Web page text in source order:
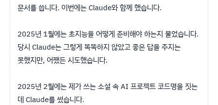
문서를 씁니다. 이번에는 Claude와 함께 했습니다.
2025년 1월에는 초지능을 어떻게 준비해야 하는지 물었습니다.
당시 Claude는 그렇게 똑똑하지 않았고 좋은 답을 주지는
못했지만, 어쨌든 시도했습니다.
2025년 2월에는 제가 쓰는 소설 속 AI 프로젝트 코드명을 짓는
데 Claude를 썼습니다.